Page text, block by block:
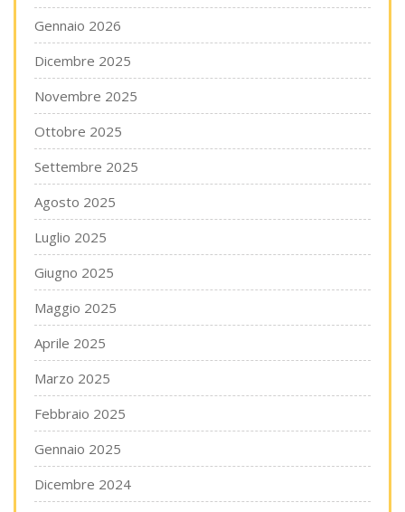
Gennaio 2026
Dicembre 2025
Novembre 2025
Ottobre 2025
Settembre 2025
Agosto 2025
Luglio 2025
Giugno 2025
Maggio 2025
Aprile 2025
Marzo 2025
Febbraio 2025
Gennaio 2025
Dicembre 2024